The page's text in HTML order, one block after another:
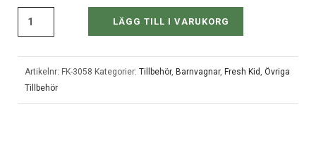
LÄGG TILL I VARUKORG
Artikelnr: FK-3058 Kategorier: Tillbehör, Barnvagnar, Fresh Kid , Övriga
Tillbehör